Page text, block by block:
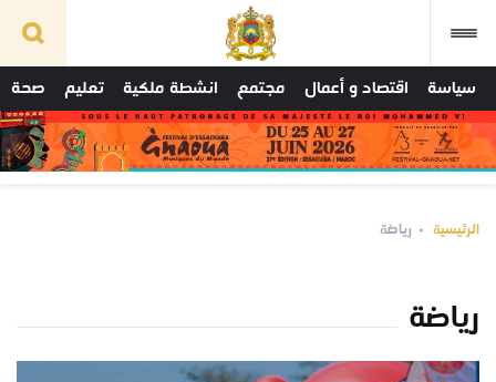
سياسة اقتصاد و أعمال مجتمع انشطة ملكية تعليم صحة
الرئيسية رياضة
رياضة